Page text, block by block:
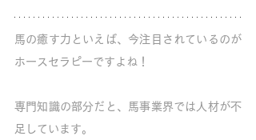
馬の癒す力といえば、今注目されているのが
ホースセラピーですよね！
専門知識の部分だと、馬事業界では人材が不
足しています。